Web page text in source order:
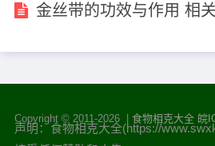
金丝带的功效与作用 相
Copyright © 2011-2026 | 食物相克大全 皖
声明：食物相克大全(https://